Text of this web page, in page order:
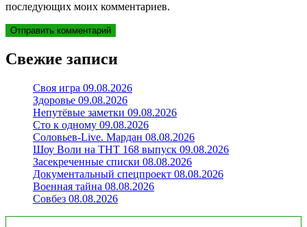
последующих моих комментариев.
Свежие записи
Своя игра 09.08.2026
Здоровье 09.08.2026
Непутёвые заметки 09.08.2026
Сто к одному 09.08.2026
Соловьев-Live. Мардан 08.08.2026
Шоу Воли на ТНТ 168 выпуск 09.08.2026
Засекреченные списки 08.08.2026
Документальный спецпроект 08.08.2026
Военная тайна 08.08.2026
Совбез 08.08.2026